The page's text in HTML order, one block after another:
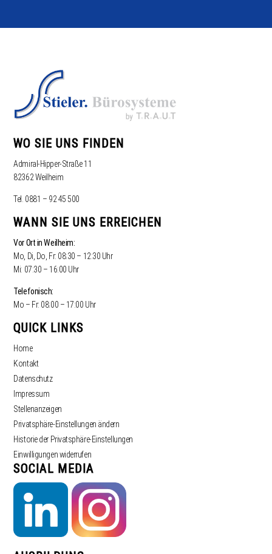
WO SIE UNS FINDEN
Admiral-Hipper-Straße 11
82362 Weilheim
Tel. 0881 – 92 45 500
WANN SIE UNS ERREICHEN
Vor Ort in Weilheim:
Mo, Di, Do, Fr: 08:30 – 12:30 Uhr
Mi: 07:30 – 16:00 Uhr
Telefonisch:
Mo – Fr: 08:00 – 17:00 Uhr
QUICK LINKS
Home
Kontakt
Datenschutz
Impressum
Stellenanzeigen
Privatsphäre-Einstellungen ändern
Historie der Privatsphäre-Einstellungen
Einwilligungen widerrufen
SOCIAL MEDIA